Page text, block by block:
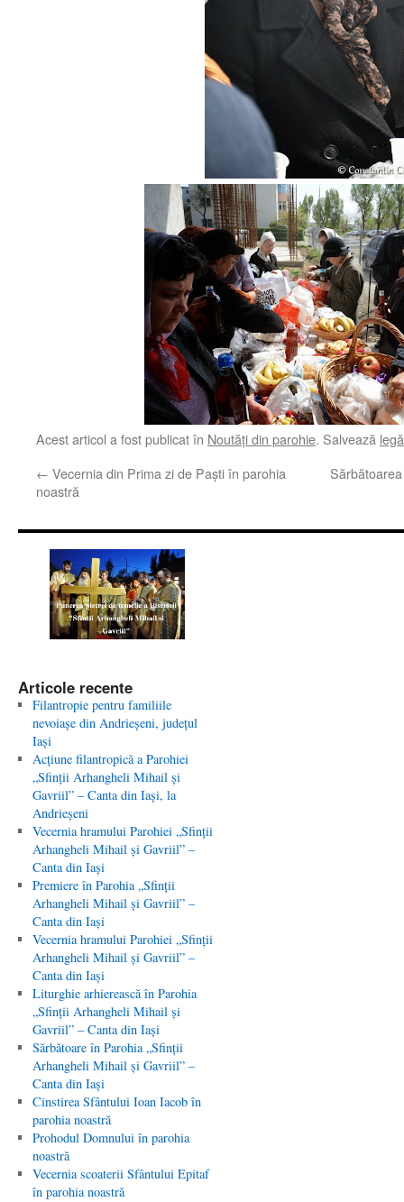
Acest articol a fost publicat în Noutăţi din parohie. Salvează
← Vecernia din Prima zi de Paşti în parohia
noastră
Articole recente
Filantropie pentru familiile
nevoiaşe din Andrieşeni, judeţul
Iaşi
Acţiune filantropică a Parohiei
„Sfinţii Arhangheli Mihail şi
Gavriil” – Canta din Iaşi, la
Andrieşeni
Vecernia hramului Parohiei „Sfinţii
Arhangheli Mihail şi Gavriil” –
Canta din Iaşi
Premiere în Parohia „Sfinţii
Arhangheli Mihail şi Gavriil” –
Canta din Iaşi
Vecernia hramului Parohiei „Sfinţii
Arhangheli Mihail şi Gavriil” –
Canta din Iaşi
Liturghie arhierească în Parohia
„Sfinţii Arhangheli Mihail şi
Gavriil” – Canta din Iaşi
Sărbătoare în Parohia „Sfinţii
Arhangheli Mihail şi Gavriil” –
Canta din Iaşi
Cinstirea Sfântului Ioan Iacob în
parohia noastră
Prohodul Domnului în parohia
noastră
Vecernia scoaterii Sfântului Epitaf
în parohia noastră